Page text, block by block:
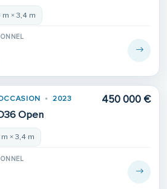
m × 3,4 m
2023
Open
450 000 €
m × 3,4 m